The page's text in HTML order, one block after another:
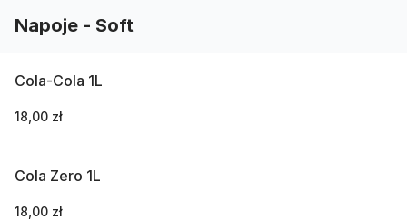
Napoje - Soft
Cola-Cola 1L
18,00 zł
Cola Zero 1L
18,00 zł